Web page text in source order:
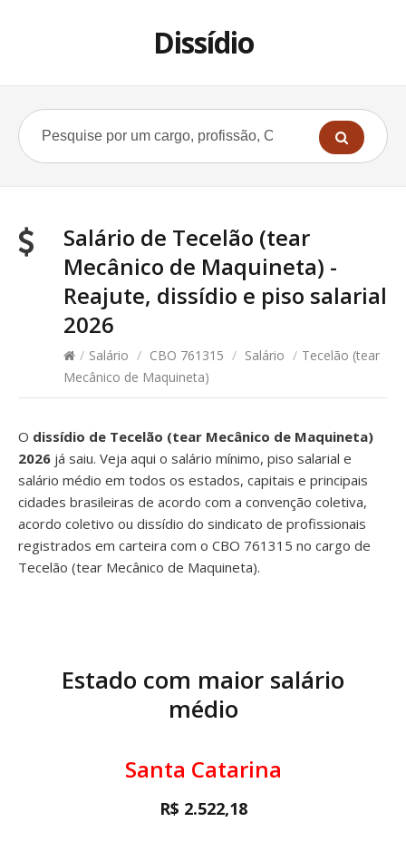
Dissídio
Salário de Tecelão (tear
Mecânico de Maquineta) -
Reajute, dissídio e piso salarial
2026
/ Salário / CBO 761315 / Salário / Tecelão (tear
Mecânico de Maquineta)
O dissídio de Tecelão (tear Mecânico de Maquineta)
2026 já saiu. Veja aqui o salário mínimo, piso salarial e
salário médio em todos os estados, capitais e principais
cidades brasileiras de acordo com a convenção coletiva,
acordo coletivo ou dissídio do sindicato de profissionais
registrados em carteira com o CBO 761315 no cargo de
Tecelão (tear Mecânico de Maquineta).
Estado com maior salário
médio
Santa Catarina
R$ 2.522,18